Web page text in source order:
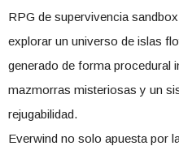
RPG de supervivencia
explorar un universo de islas
generado de forma procedural
mazmorras misteriosas y un
rejugabilidad.
Everwind no solo apuesta por